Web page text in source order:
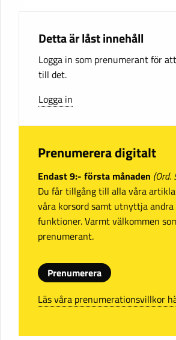
Detta är låst innehåll
Logga in som prenumerant för
till det.
Logga in
Prenumerera digitalt
Endast 9:- första månaden
Du får tillgång till alla våra
våra korsord samt utnyttja andra
funktioner. Varmt välkommen
prenumerant.
Prenumerera
Läs våra prenumerationsvillkor